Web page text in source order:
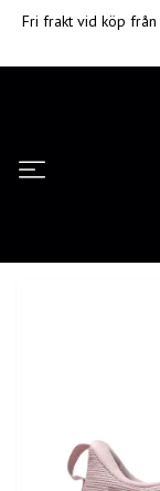
Fri frakt vid köp